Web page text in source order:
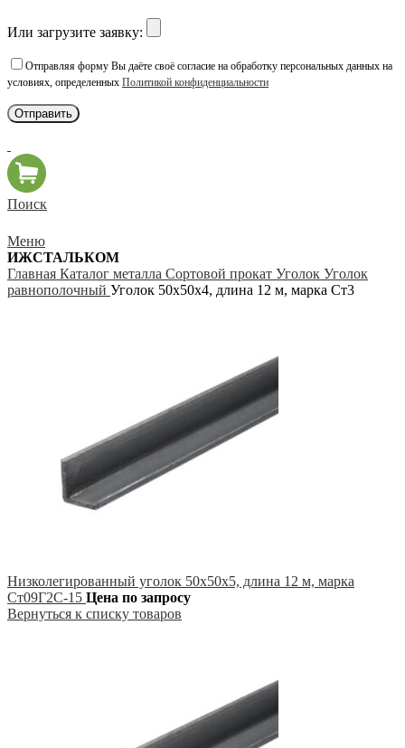
Или загрузите заявку:
Отправляя форму Вы даёте своё согласие на обработку персональных данных на
условиях, определенных Политикой конфиденциальности
Поиск
Меню
ИЖСТАЛЬКОМ
Главная Каталог металла Сортовой прокат Уголок Уголок
равнополочный Уголок 50х50х4, длина 12 м, марка Ст3
Низколегированный уголок 50х50х5, длина 12 м, марка
Ст09Г2С-15 Цена по запросу
Вернуться к списку товаров